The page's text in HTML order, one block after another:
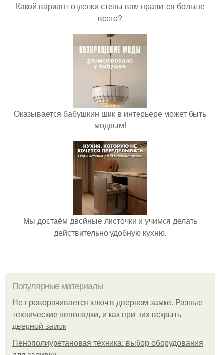
Какой вариант отделки стены вам нравится больше
всего?
Оказывается бабушкин шик в интерьере может быть
модным!
Мы достаём двойные листочки и учимся делать
действительно удобную кухню.
Популярные материалы
Не проворачивается ключ в дверном замке. Разные
технические неполадки, и как при них вскрыть
дверной замок
Пенополиуретановая техника: выбор оборудования